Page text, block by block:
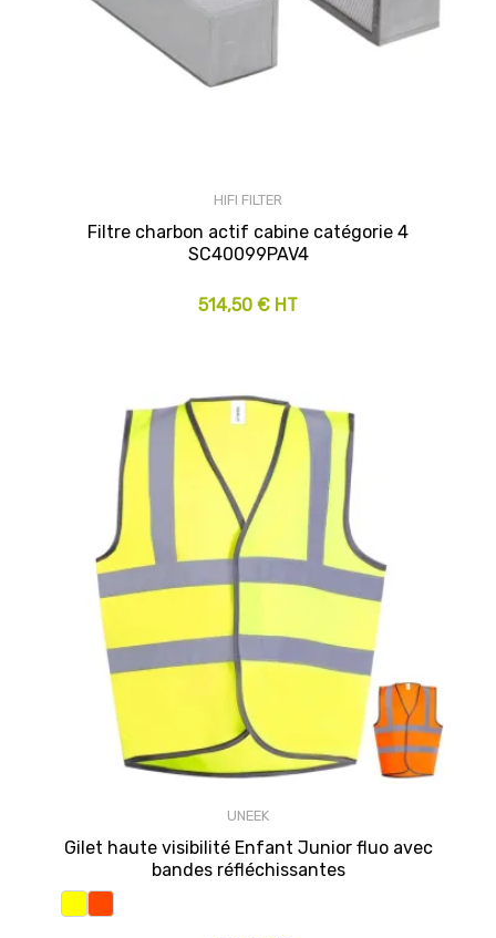
HIFI FILTER
Filtre charbon actif cabine catégorie 4
SC40099PAV4
514,50 € HT
UNEEK
Gilet haute visibilité Enfant Junior fluo avec
bandes réfléchissantes